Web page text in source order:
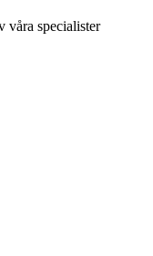
våra specialister